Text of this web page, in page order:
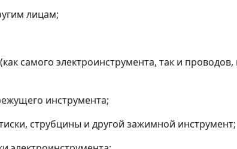
лицам;
самого электроинструмента, так и
инструмента;
струбцины и другой зажимной инструмент;